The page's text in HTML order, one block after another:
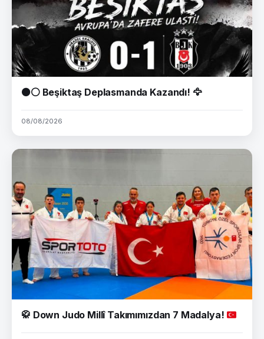
⚫⚪ Beşiktaş Deplasmanda Kazandı! 🦅
08/08/2026
🥋 Down Judo Millî Takımımızdan 7 Madalya!